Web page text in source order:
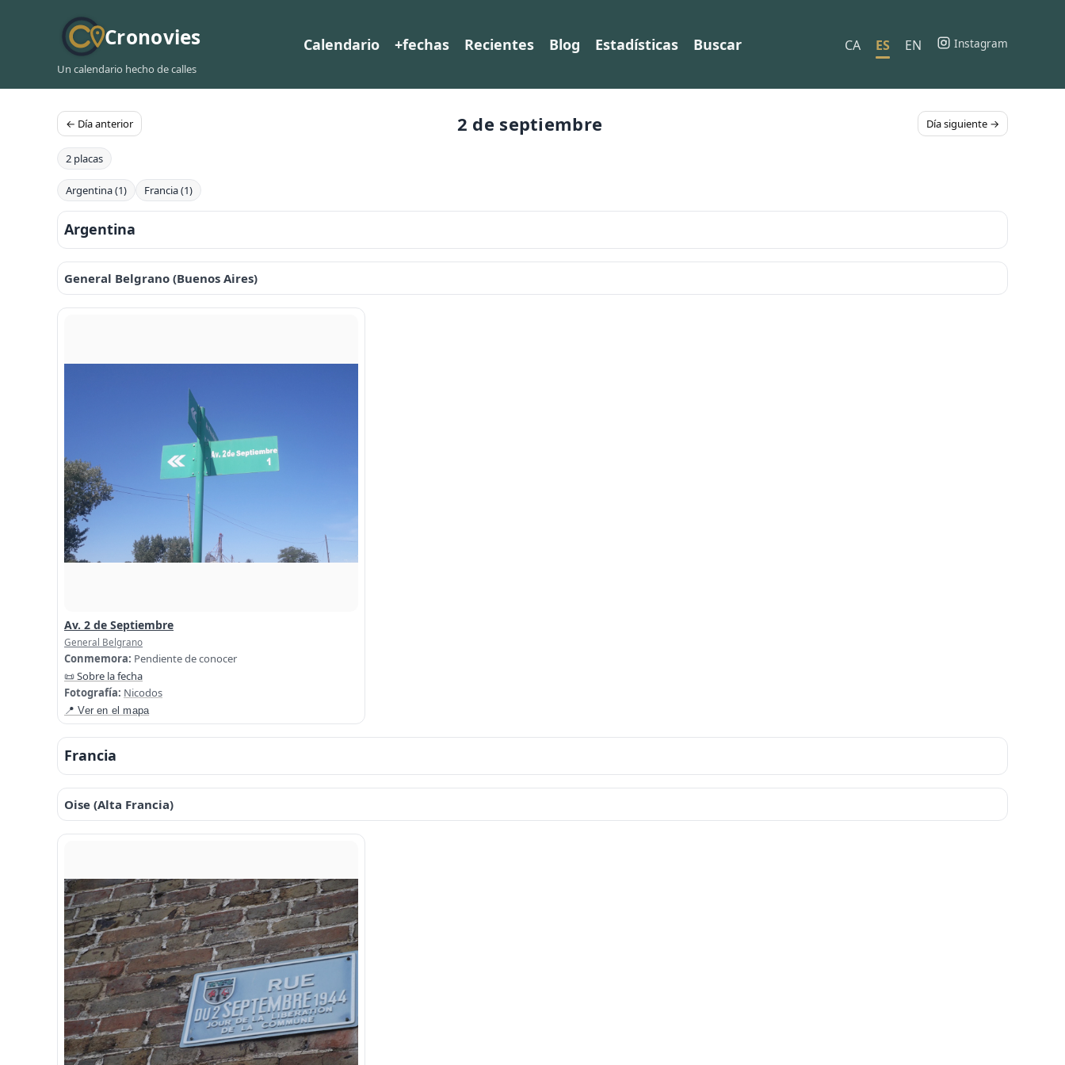
Cronovies
Un calendario hecho de calles
Calendario +fechas Recientes Blog Estadísticas Buscar CA ES EN Instagram
← Día anterior 2 de septiembre Día siguiente →
2 placas
Argentina (1) Francia (1)
Argentina
General Belgrano (Buenos Aires)
Av. 2 de Septiembre
General Belgrano
Conmemora: Pendiente de conocer
📜 Sobre la fecha
Fotografía: Nicodos
📍 Ver en el mapa
Francia
Oise (Alta Francia)